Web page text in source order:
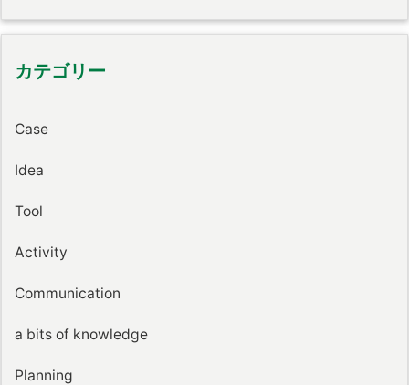
カテゴリー
Case
Idea
Tool
Activity
Communication
a bits of knowledge
Planning